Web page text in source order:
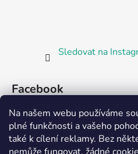
Na našem webu používáme
plné funkčnosti a vašeho
také k cílení reklamy. Bez
Sledovat na
Facebook